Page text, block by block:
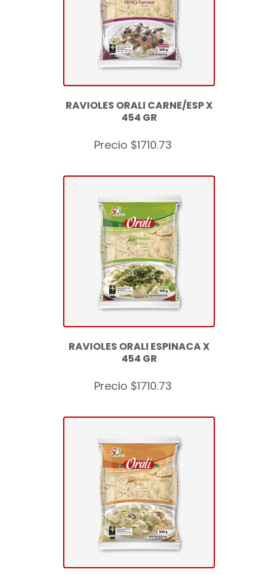
RAVIOLES ORALI CARNE/ESP X
454 GR
Precio $1710.73
RAVIOLES ORALI ESPINACA X
454 GR
Precio $1710.73